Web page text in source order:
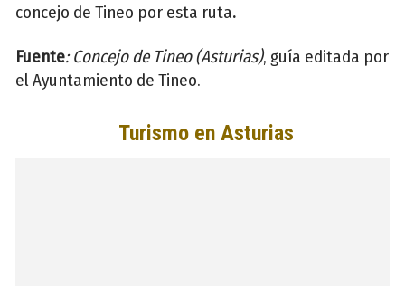
concejo de Tineo por esta ruta.
Fuente: Concejo de Tineo (Asturias), guía editada por
el Ayuntamiento de Tineo.